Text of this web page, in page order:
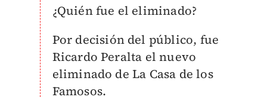
¿Quién fue el eliminado?
Por decisión del público, fue
Ricardo Peralta el nuevo
eliminado de La Casa de los
Famosos.